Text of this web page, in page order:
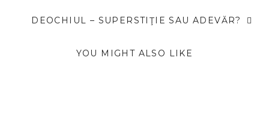
DEOCHIUL – SUPERSTIŢIE SAU ADEVĂR?
YOU MIGHT ALSO LIKE